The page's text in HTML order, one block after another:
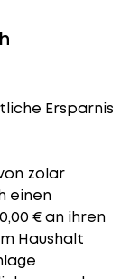
Ersparnis
zolar
einen
€ an ihren
Haushalt